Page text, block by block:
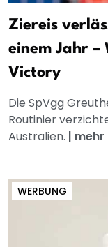
Ziereis
einem Jahr –
Victory
Die SpVgg
Routinier
Australien. | mehr
WERBUNG